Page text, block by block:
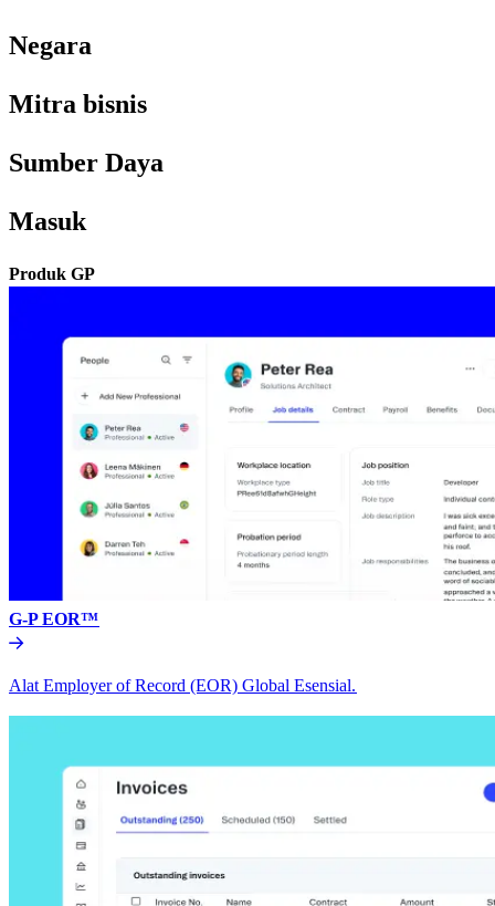
Negara​​
Mitra bisnis​​
Sumber Daya​​
Masuk​​
Produk GP​​
G-P EOR™​​
Alat Employer of Record (EOR) Global Esensial.​​